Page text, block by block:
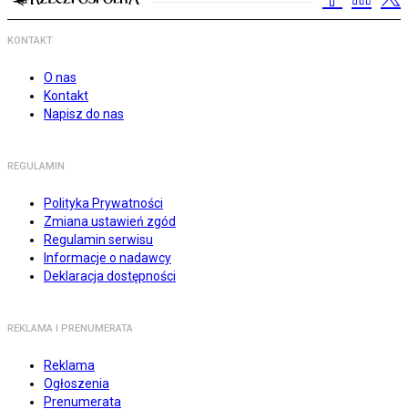
KONTAKT
O nas
Kontakt
Napisz do nas
REGULAMIN
Polityka Prywatności
Zmiana ustawień zgód
Regulamin serwisu
Informacje o nadawcy
Deklaracja dostępności
REKLAMA I PRENUMERATA
Reklama
Ogłoszenia
Prenumerata